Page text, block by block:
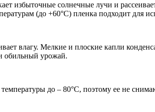
избыточные солнечные лучи и
(до +60°С) пленка подходит для
влагу. Мелкие и плоские капли
обильный урожай.
до – 80°С, поэтому ее не